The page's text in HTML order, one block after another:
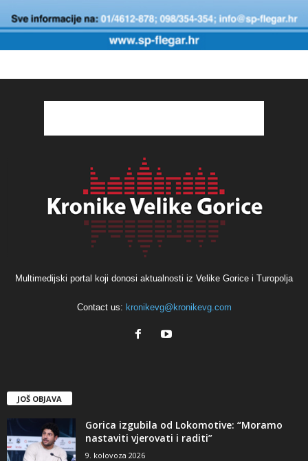
Multimedijski portal koji donosi aktualnosti iz Velike Gorice i Turopolja
Contact us: kronikevg@kronikevg.com
JOŠ OBJAVA
Gorica izgubila od Lokomotive: “Moramo
nastaviti vjerovati i raditi”
9. kolovoza 2026